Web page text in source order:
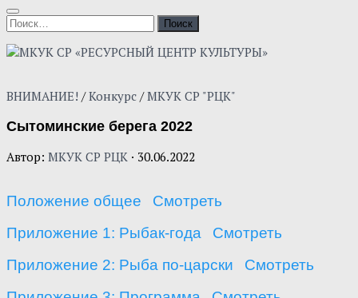
Найти:
ВНИМАНИЕ! / Конкурс / МКУК СР "РЦК"
Сытоминские берега 2022
Автор: МКУК СР РЦК · 30.06.2022
Положение общее
Смотреть
Приложение 1: Рыбак-года
Смотреть
Приложение 2: Рыба по-царски
Смотреть